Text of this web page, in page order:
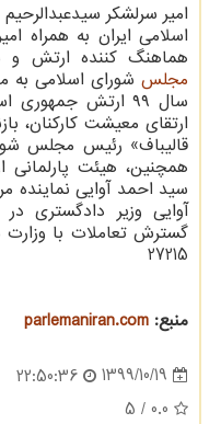
امیر سرلشکر
اسلامی ایران به همراه
هماهنگ کننده ارتش و
مجلس شورای اسلامی به
سال ۹۹ ارتش
ارتقای معیشت کارکنان،
قالیباف» رئیس مجلس
همچنین، هیئت پارلمانی
سید احمد آوایی نماینده
آوایی وزیر دادگستری
گسترش تعاملات با وزارت
27215
منبع: parlemaniran.com
1399/10/19
22:50:36
0.0
/ 5